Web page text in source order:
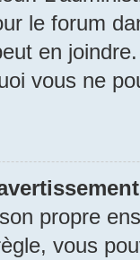
le forum
en
vous ne
propre
vous